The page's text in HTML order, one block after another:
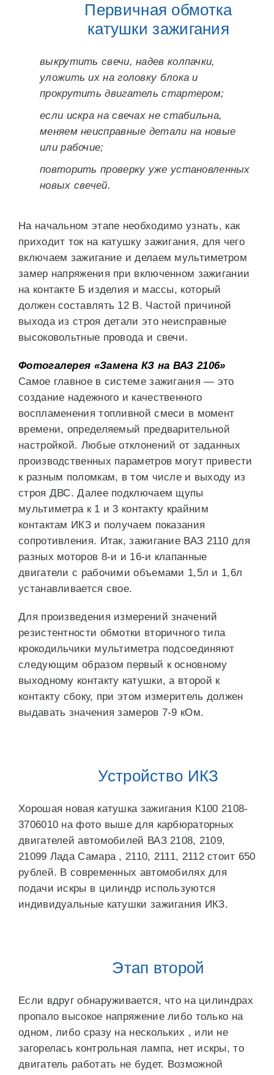
Первичная обмотка
катушки зажигания
выкрутить свечи, надев колпачки,
уложить их на головку блока и
прокрутить двигатель стартером;
если искра на свечах не стабильна,
меняем неисправные детали на новые
или рабочие;
повторить проверку уже установленных
новых свечей.
На начальном этапе необходимо узнать, как
приходит ток на катушку зажигания, для чего
включаем зажигание и делаем мультиметром
замер напряжения при включенном зажигании
на контакте Б изделия и массы, который
должен составлять 12 В. Частой причиной
выхода из строя детали это неисправные
высоковольтные провода и свечи.
Фотогалерея «Замена КЗ на ВАЗ 2106»
Самое главное в системе зажигания — это
создание надежного и качественного
воспламенения топливной смеси в момент
времени, определяемый предварительной
настройкой. Любые отклонений от заданных
производственных параметров могут привести
к разным поломкам, в том числе и выходу из
строя ДВС. Далее подключаем щупы
мультиметра к 1 и 3 контакту крайним
контактам ИКЗ и получаем показания
сопротивления. Итак, зажигание ВАЗ 2110 для
разных моторов 8-и и 16-и клапанные
двигатели с рабочими объемами 1,5л и 1,6л
устанавливается свое.
Для произведения измерений значений
резистентности обмотки вторичного типа
крокодильчики мультиметра подсоединяют
следующим образом первый к основному
выходному контакту катушки, а второй к
контакту сбоку, при этом измеритель должен
выдавать значения замеров 7-9 кОм.
Устройство ИКЗ
Хорошая новая катушка зажигания К100 2108-
3706010 на фото выше для карбюраторных
двигателей автомобилей ВАЗ 2108, 2109,
21099 Лада Самара , 2110, 2111, 2112 стоит 650
рублей. В современных автомобилях для
подачи искры в цилиндр используются
индивидуальные катушки зажигания ИКЗ.
Этап второй
Если вдруг обнаруживается, что на цилиндрах
пропало высокое напряжение либо только на
одном, либо сразу на нескольких , или не
загорелась контрольная лампа, нет искры, то
двигатель работать не будет. Возможной